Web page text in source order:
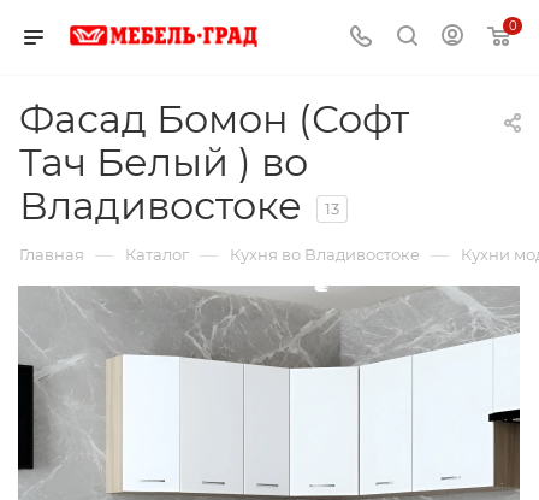
0
Фасад Бомон (Софт
Тач Белый ) во
Владивостоке
13
Главная — Каталог — Кухня во Владивостоке — Кухни